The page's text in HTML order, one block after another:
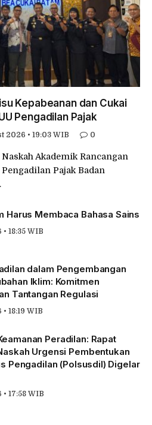
Kepabeanan dan Cukai
Pengadilan Pajak
2026 • 19:03 WIB 0
Akademik Rancangan
Pajak Badan
Harus Membaca Bahasa Sains
18:35 WIB
dalam Pengembangan
Iklim: Komitmen
Tantangan Regulasi
18:19 WIB
Peradilan: Rapat
Urgensi Pembentukan
Pengadilan (Polsusdil) Digelar
17:58 WIB